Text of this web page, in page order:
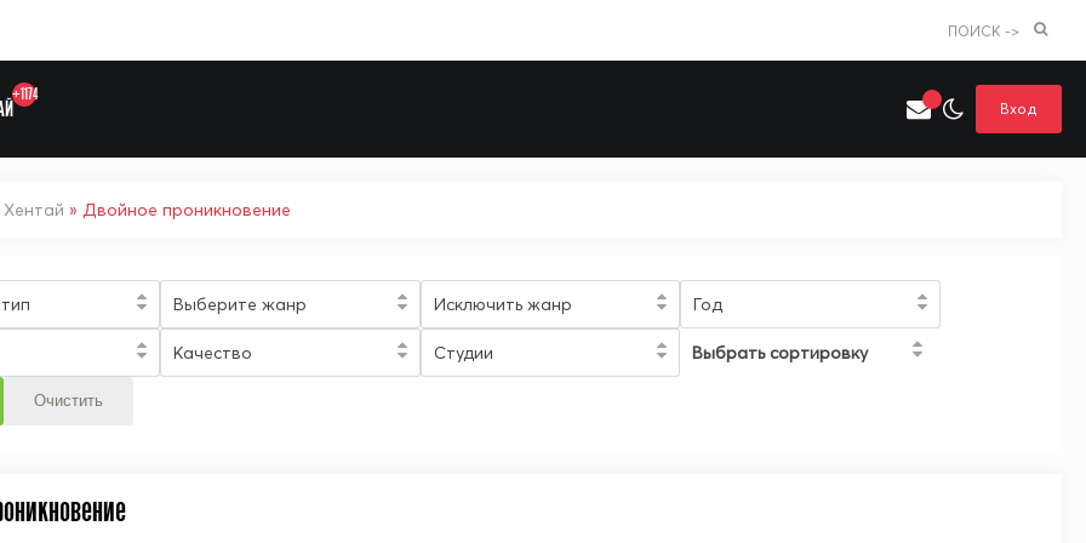
Выберите одну категорию для поиска Аниме Хентай
ПОИСК ->
+1174
Вход
Хентай » Двойное проникновение
Выберите жанр Исключить жанр Год
Качество Студии Выбрать сортировку